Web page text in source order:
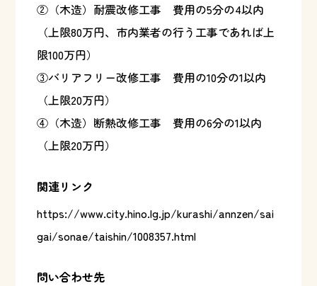
②（木造）耐震改修工事 費用の5分の4以内
（上限80万円、市内業者の行う工事であれば上
限100万円）
③バリアフリー改修工事 費用の10分の1以内
（上限20万円）
④（木造）断熱改修工事 費用の6分の1以内
（上限20万円）
関連リンク
https://www.city.hino.lg.jp/kurashi/annzen/sai
gai/sonae/taishin/1008357.html
問い合わせ先